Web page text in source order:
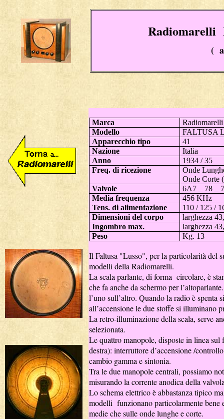
(
Marca
Radiomarelli
Modello
FALTUSA
Apparecchio tipo
41
Nazione
Italia
Anno
1934/ 35
Freq. di ricezione
Onde
Onde Corte
Valvole
6A7 _ 78 _
Media frequenza
456 KHz
Tens. di alimentazione
110 / 125 /
Dimensioni del corpo
larghezza
Ingombro max.
larghezza
Peso
Kg. 13
Il Faltusa "Lusso", per la particolarità del
modelli della Radiomarelli.
La scala parlante, di forma circolare, è
che fa anche da schermo per
l’uno sull’altro. Quando la radio è spenta
all’accensione le due stoffe si illuminano
La retro-illuminazione della scala, serve
selezionata.
Le quattro manopole, disposte in linea
destra): interruttore d’accensione /
cambio gamma e sintonia.
Tra le due manopole centrali, possiamo
misurando la corrente anodica della
Lo schema elettrico è abbastanza tipico
modelli funzionano particolarmente bene
medie che sulle onde lunghe e corte.